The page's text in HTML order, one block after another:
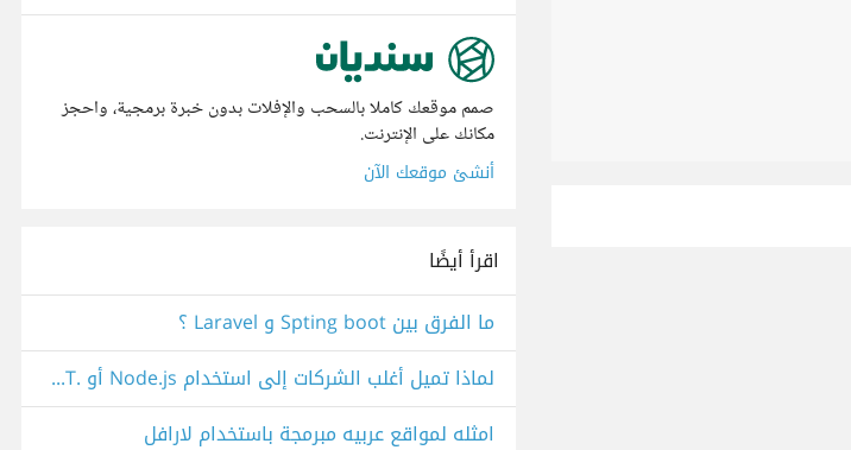
صمم موقعك كاملا بالسحب والإفلات بدون خبرة برمجية، واحجز
مكانك على الإنترنت.
أنشئ موقعك الآن
اقرأ أيضًا
ما الفرق بين Spting boot و Laravel ؟
لماذا تميل أغلب الشركات إلى استخدام Node.js أو .NET في أنظمتها بدلًا من Laravel ؟
امثله لمواقع عربيه مبرمجة باستخدام لارافل